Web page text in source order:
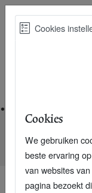
Skip
Best Practices voor
Nieuwsarchief
Cookies
Cookies
We gebruiken
beste ervaring
van websites
pagina bezoekt